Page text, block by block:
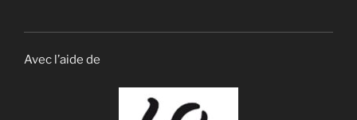
Avec l’aide de